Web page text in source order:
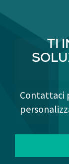
TI
Contattaci